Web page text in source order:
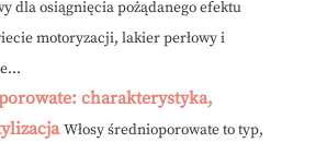
dla osiągnięcia pożądanego efektu
motoryzacji, lakier perłowy i
charakterystyka,
Włosy średnioporowate to typ,